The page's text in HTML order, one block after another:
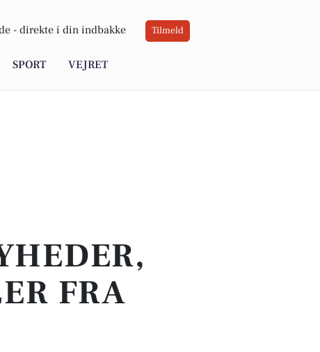
- direkte i din indbakke Tilmeld
SPORT VEJRET
FRA